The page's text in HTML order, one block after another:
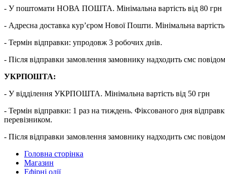
- У поштомати НОВА ПОШТА. Мінімальна вартість від 80 грн
- Адресна доставка кур’єром Нової Пошти. Мінімальна вартість
- Термін відправки: упродовж 3 робочих днів.
- Після відправки замовлення замовнику надходить смс
УКРПОШТА:
- У відділення УКРПОШТА. Мінімальна вартість від 50 грн
- Термін відправки: 1 раз на тиждень. Фіксованого дня
перевізником.
- Після відправки замовлення замовнику надходить смс
Головна сторінка
Магазин
Ефірні олії